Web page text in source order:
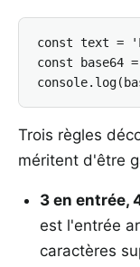
const text =
const
Trois règles
méritent d'être
3 en entrée,
est l'entrée
caractères